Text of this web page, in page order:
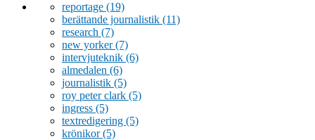
reportage (19)
berättande journalistik (11)
research (7)
new yorker(7)
intervjuteknik (6)
almedalen (6)
journalistik (5)
roy peter clark (5)
ingress (5)
textredigering (5)
krönikor(5)